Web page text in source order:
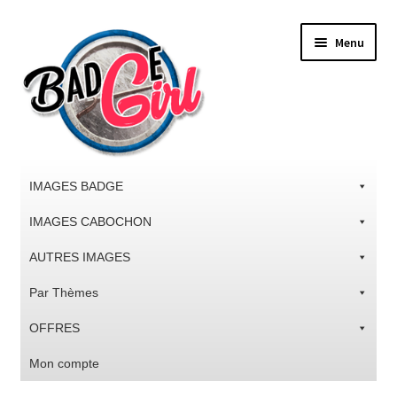
la
navigation
contenu
Menu
IMAGES BADGE
IMAGES CABOCHON
AUTRES IMAGES
Par Thèmes
OFFRES
Mon compte